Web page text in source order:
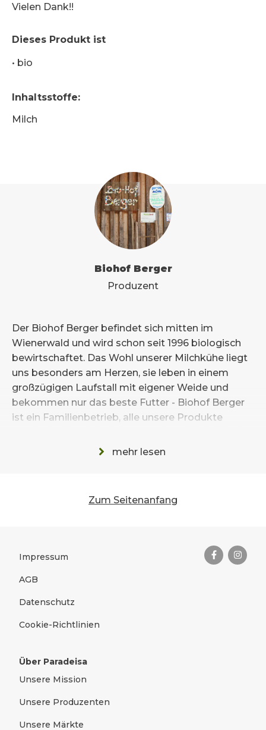
Vielen Dank!!
Dieses Produkt ist
• bio
Inhaltsstoffe:
Milch
Biohof Berger
Produzent
Der Biohof Berger befindet sich mitten im
Wienerwald und wird schon seit 1996 biologisch
bewirtschaftet. Das Wohl unserer Milchkühe liegt
uns besonders am Herzen, sie leben in einem
großzügigen Laufstall mit eigener Weide und
bekommen nur das beste Futter - Biohof Berger
ist ein Familienbetrieb, alle unsere Produkte
frisch für Sie produziert.mehr lesen
Zum Seitenanfang
Rechtliches
Impressum
AGB
Datenschutz
Cookie-Richtlinien
Über Paradeisa
Unsere Mission
Unsere Produzenten
Unsere Märkte